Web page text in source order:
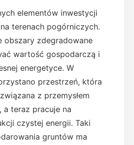
elementów inwestycji
terenach pogórniczych.
obszary zdegradowane
wartość gospodarczą i
energetyce. W
przestrzeń, która
z przemysłem
teraz pracuje na
czystej energii. Taki
gruntów ma